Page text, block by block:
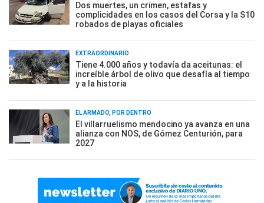
Dos muertes, un crimen, estafas y
complicidades en los casos del Corsa y la S10
robados de playas oficiales
EXTRAORDINARIO
Tiene 4.000 años y todavía da aceitunas: el
increíble árbol de olivo que desafía al tiempo
y a la historia
EL ARMADO, POR DENTRO
El villarruelismo mendocino ya avanza en una
alianza con NOS, de Gómez Centurión, para
2027